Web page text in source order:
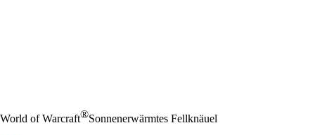
World of Warcraft®Sonnenerwärmtes Fellknäuel